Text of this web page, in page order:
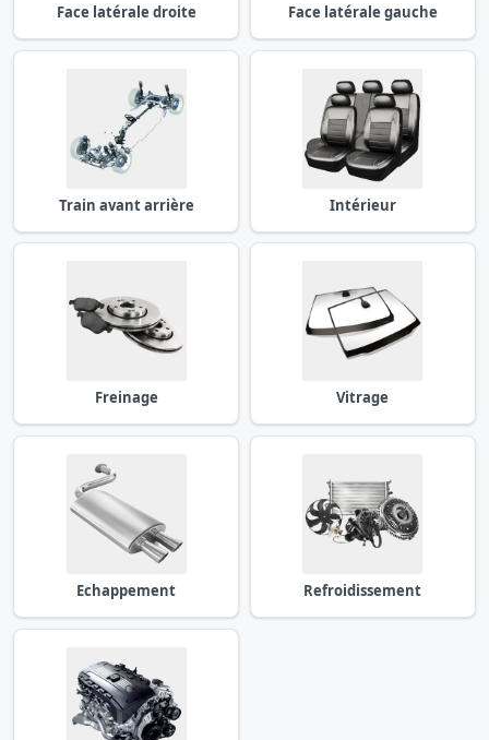
Face latérale droite Face latérale gauche
Train avant arrière Intérieur
Freinage Vitrage
Echappement Refroidissement